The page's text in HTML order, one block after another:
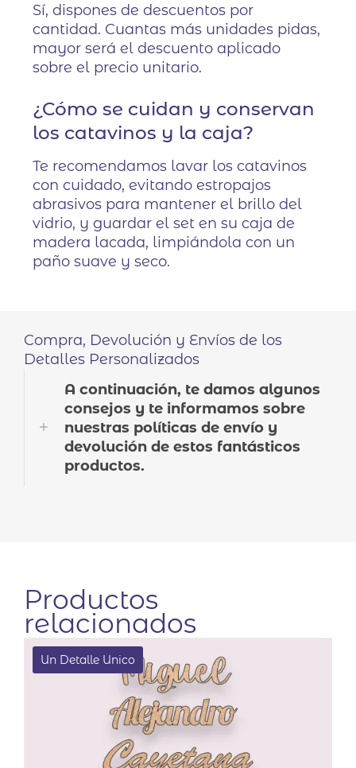
Sí, dispones de descuentos por
cantidad. Cuantas más unidades pidas,
mayor será el descuento aplicado
sobre el precio unitario.
¿Cómo se cuidan y conservan
los catavinos y la caja?
Te recomendamos lavar los catavinos
con cuidado, evitando estropajos
abrasivos para mantener el brillo del
vidrio, y guardar el set en su caja de
madera lacada, limpiándola con un
paño suave y seco.
Compra, Devolución y Envíos de los
Detalles Personalizados
A continuación, te damos algunos
consejos y te informamos sobre
nuestras políticas de envío y
devolución de estos fantásticos
productos.
Productos
relacionados
Un Detalle Unico